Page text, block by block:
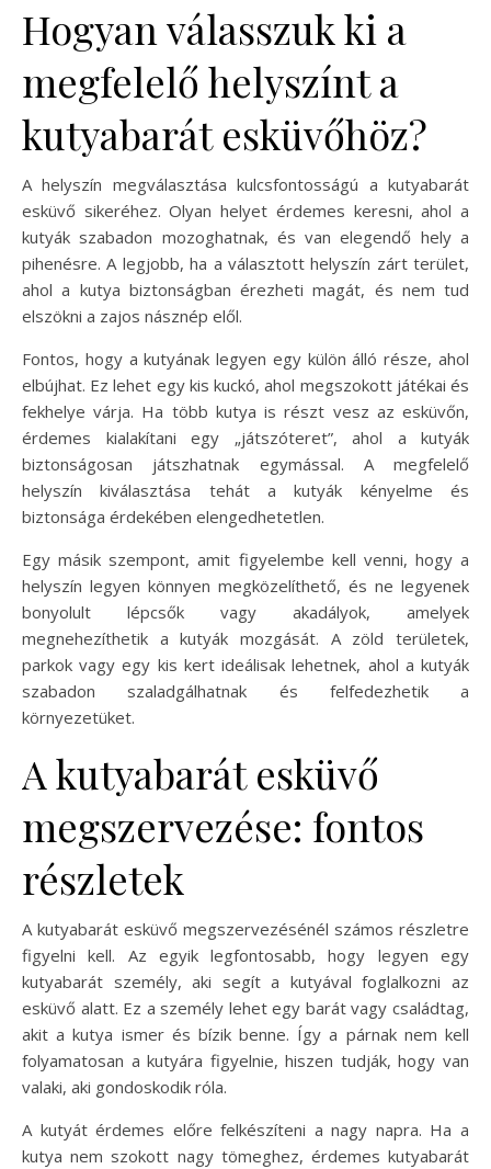
Hogyan válasszuk ki a
megfelelő helyszínt a
kutyabarát esküvőhöz?
A helyszín megválasztása kulcsfontosságú a kutyabarát
esküvő sikeréhez. Olyan helyet érdemes keresni, ahol a
kutyák szabadon mozoghatnak, és van elegendő hely a
pihenésre. A legjobb, ha a választott helyszín zárt terület,
ahol a kutya biztonságban érezheti magát, és nem tud
elszökni a zajos násznép elől.
Fontos, hogy a kutyának legyen egy külön álló része, ahol
elbújhat. Ez lehet egy kis kuckó, ahol megszokott játékai és
fekhelye várja. Ha több kutya is részt vesz az esküvőn,
érdemes kialakítani egy „játszóteret”, ahol a kutyák
biztonságosan játszhatnak egymással. A megfelelő
helyszín kiválasztása tehát a kutyák kényelme és
biztonsága érdekében elengedhetetlen.
Egy másik szempont, amit figyelembe kell venni, hogy a
helyszín legyen könnyen megközelíthető, és ne legyenek
bonyolult lépcsők vagy akadályok, amelyek
megnehezíthetik a kutyák mozgását. A zöld területek,
parkok vagy egy kis kert ideálisak lehetnek, ahol a kutyák
szabadon szaladgálhatnak és felfedezhetik a
környezetüket.
A kutyabarát esküvő
megszervezése: fontos
részletek
A kutyabarát esküvő megszervezésénél számos részletre
figyelni kell. Az egyik legfontosabb, hogy legyen egy
kutyabarát személy, aki segít a kutyával foglalkozni az
esküvő alatt. Ez a személy lehet egy barát vagy családtag,
akit a kutya ismer és bízik benne. Így a párnak nem kell
folyamatosan a kutyára figyelnie, hiszen tudják, hogy van
valaki, aki gondoskodik róla.
A kutyát érdemes előre felkészíteni a nagy napra. Ha a
kutya nem szokott nagy tömeghez, érdemes kutyabarát